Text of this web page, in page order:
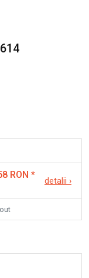
RON *
detalii ›